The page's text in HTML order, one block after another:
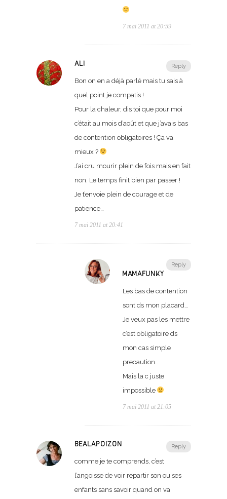
7 mai 2011 at 20:59
Reply
ALI
Bon on en a déjà parlé mais tu sais à
quel point je compatis !
Pour la chaleur, dis toi que pour moi
c’était au mois d’août et que j’avais bas
de contention obligatoires ! Ça va
mieux ?
J’ai cru mourir plein de fois mais en fait
non. Le temps finit bien par passer !
Je t’envoie plein de courage et de
patience…
7 mai 2011 at 20:41
Reply
MAMAFUNKY
Les bas de contention
sont ds mon placard…
Je veux pas les mettre
c’est obligatoire ds
mon cas simple
precaution…
Mais la c juste
impossible
7 mai 2011 at 21:05
Reply
BEALAPOIZON
comme je te comprends, c’est
l’angoisse de voir repartir son ou ses
enfants sans savoir quand on va